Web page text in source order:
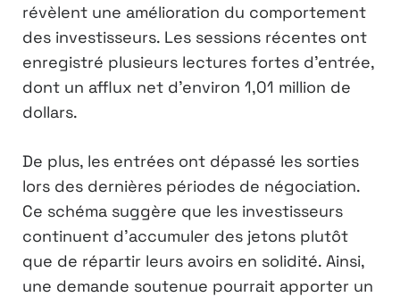
révèlent une amélioration du comportement
des investisseurs. Les sessions récentes ont
enregistré plusieurs lectures fortes d’entrée,
dont un afflux net d’environ 1,01 million de
dollars.
De plus, les entrées ont dépassé les sorties
lors des dernières périodes de négociation.
Ce schéma suggère que les investisseurs
continuent d’accumuler des jetons plutôt
que de répartir leurs avoirs en solidité. Ainsi,
une demande soutenue pourrait apporter un